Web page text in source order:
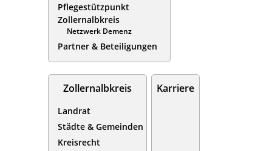
Pflegestützpunkt
Zollernalbkreis
Netzwerk Demenz
Partner & Beteiligungen
Zollernalbkreis
Landrat
Städte & Gemeinden
Kreisrecht
Karriere